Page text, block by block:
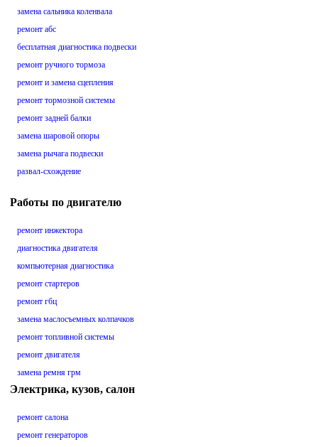
замена сальника коленвала
ремонт абс
бесплатная диагностика подвески
ремонт ручного тормоза
ремонт и замена сцепления
ремонт тормозной системы
ремонт задней балки
замена шаровой опоры
замена рычага подвески
развал-схождение
Работы по двигателю
ремонт инжектора
диагностика двигателя
компьютерная диагностика
ремонт стартеров
ремонт гбц
замена маслосъемных колпачков
ремонт топливной системы
ремонт двигателя
замена ремня грм
Электрика, кузов, салон
ремонт салона
ремонт генераторов